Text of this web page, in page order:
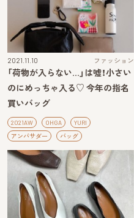
2021.11.10 ファッション
「荷物が入らない…」は嘘！小さい
のにめっちゃ入る♡ 今年の指名
買いバッグ
2021AW OHGA
YURI
アンバサダー
バッグ